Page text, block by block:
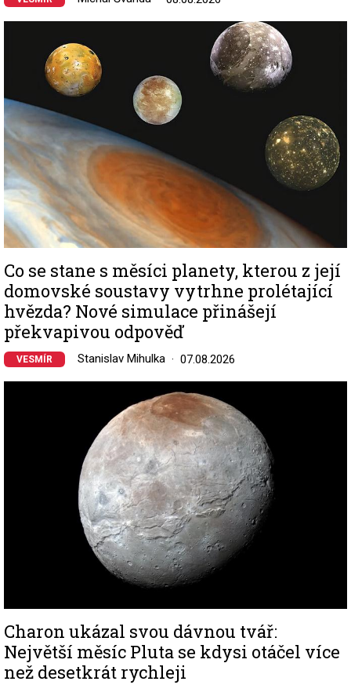
Co se stane s měsíci planety, kterou z její
domovské soustavy vytrhne prolétající
hvězda? Nové simulace přinášejí
překvapivou odpověď
VESMÍR Stanislav Mihulka 07.08.2026
Charon ukázal svou dávnou tvář:
Největší měsíc Pluta se kdysi otáčel více
než desetkrát rychleji